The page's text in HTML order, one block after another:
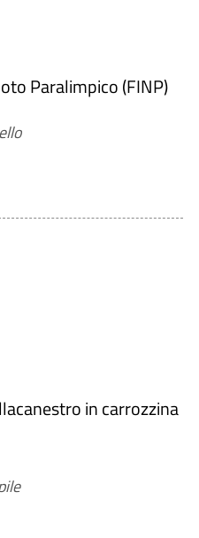
Paralimpico (FINP)
in carrozzina